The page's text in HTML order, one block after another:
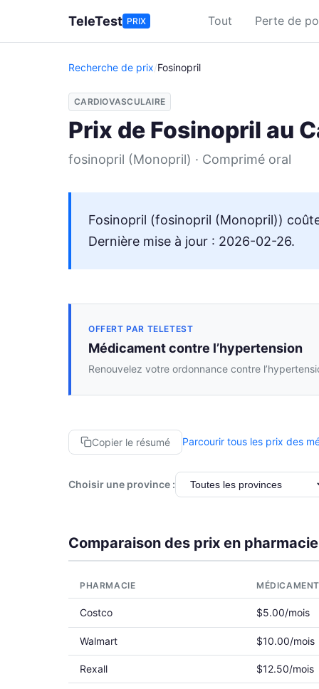
TeleTest PRIX Tout Perte de
Recherche de prix/Fosinopril
CARDIOVASCULAIRE
Prix de Fosinopril au
fosinopril (Monopril) · Comprimé oral
Fosinopril (fosinopril (Monopril))
Dernière mise à jour : 2026-02-26.
OFFERT PAR TELETEST
Médicament contre l’hypertension
Renouvelez votre ordonnance contre
Copier le résumé Parcourir tous les prix des
Choisir une province :
Comparaison des prix en pharmacie
PHARMACIE MÉDICAMENT
Costco $5.00/mois
Walmart $10.00/mois
Rexall $12.50/mois